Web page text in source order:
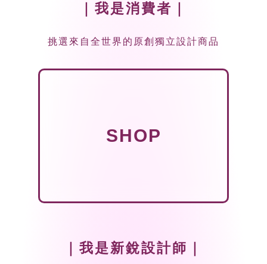
｜我是消費者｜
挑選來自全世界的原創獨立設計商品
SHOP
｜我是新銳設計師｜